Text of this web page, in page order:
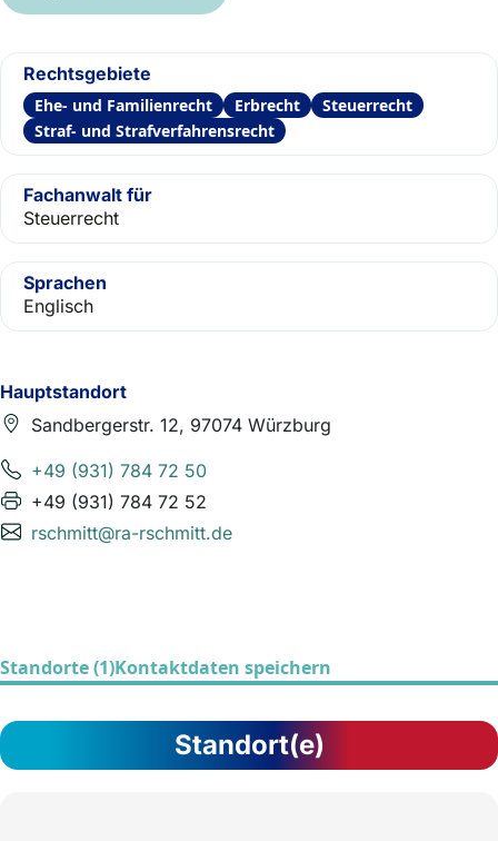
Hauptstandort
Sandbergerstr. 12, 97074 Würzburg
+49 (931) 784 72 50
+49 (931) 784 72 52
rschmitt@ra-rschmitt.de
Rechtsgebiete
Ehe- und Familienrecht Erbrecht
Steuerrecht
Straf- und Strafverfahrensrecht
Fachanwalt für
Steuerrecht
Sprachen
Englisch
Standorte (1)Kontaktdaten speichern
Standort(e)